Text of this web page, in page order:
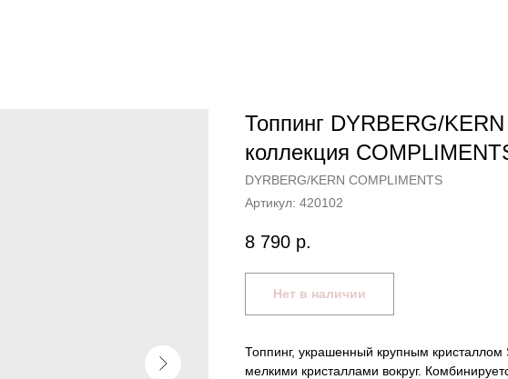
Топпинг DYRBERG/
коллекция
DYRBERG/KERN COMPLIMENTS
Артикул: 420102
8 790 р.
Нет в наличии
Топпинг, украшенный крупным
мелкими кристаллами вокруг.